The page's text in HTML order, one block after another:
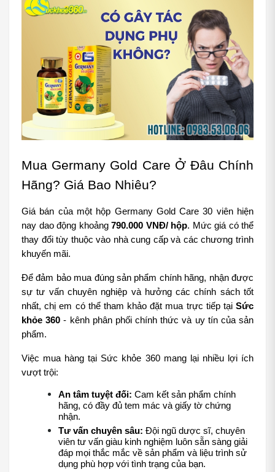
Mua Germany Gold Care Ở Đâu Chính
Hãng? Giá Bao Nhiêu?
Giá bán của một hộp Germany Gold Care 30 viên hiện
nay dao động khoảng 790.000 VNĐ/ hộp. Mức giá có thể
thay đổi tùy thuộc vào nhà cung cấp và các chương trình
khuyến mãi.
Để đảm bảo mua đúng sản phẩm chính hãng, nhận được
sự tư vấn chuyên nghiệp và hưởng các chính sách tốt
nhất, chị em có thể tham khảo đặt mua trực tiếp tại Sức
khỏe 360 - kênh phân phối chính thức và uy tín của sản
phẩm.
Việc mua hàng tại Sức khỏe 360 mang lại nhiều lợi ích
vượt trội:
An tâm tuyệt đối: Cam kết sản phẩm chính
hãng, có đầy đủ tem mác và giấy tờ chứng
nhận.
Tư vấn chuyên sâu: Đội ngũ dược sĩ, chuyên
viên tư vấn giàu kinh nghiệm luôn sẵn sàng giải
đáp mọi thắc mắc về sản phẩm và liệu trình sử
dụng phù hợp với tình trạng của bạn.